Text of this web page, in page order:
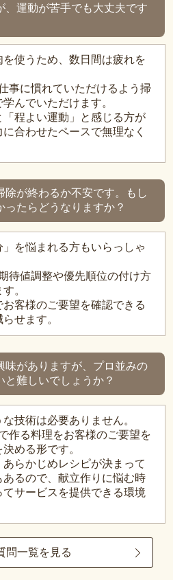
、運動が苦手でも大丈夫です
使うため、数日間は疲れを
事に慣れていただけるよう掃
んでいただけます。
程よい運動」と感じる方が
合わせたペースで無理なく
除が終わるか不安です。もし
ったらどうなりますか？
を悩まれる方もいらっしゃ
待値調整や優先順位の付け方
。
客様のご要望を確認できる
せます。
味がありますが、プロ並みの
と難しいでしょうか？
技術は必要ありません。
作る料理をお客様のご要望を
める形です。
らかじめレシピが決まって
るので、献立作りに悩む時
サービスを提供できる環境
問一覧を見る